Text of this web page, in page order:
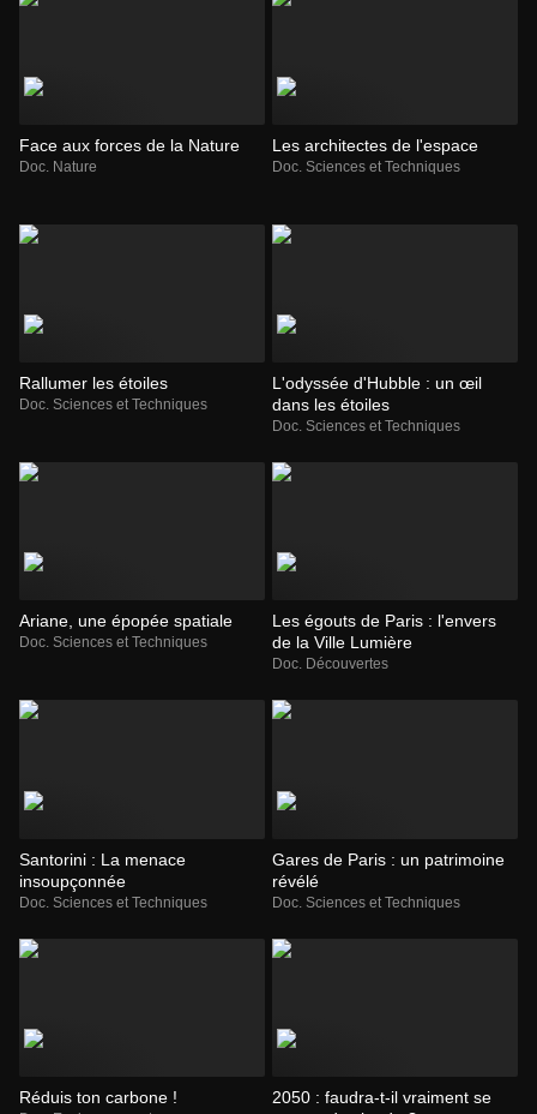
Face aux forces de la Nature
Doc. Nature
Les architectes de l'espace
Doc. Sciences et Techniques
Rallumer les étoiles
Doc. Sciences et Techniques
L'odyssée d'Hubble : un œil
dans les étoiles
Doc. Sciences et Techniques
Ariane, une épopée spatiale
Doc. Sciences et Techniques
Les égouts de Paris : l'envers
de la Ville Lumière
Doc. Découvertes
Santorini : La menace
insoupçonnée
Doc. Sciences et Techniques
Gares de Paris : un patrimoine
révélé
Doc. Sciences et Techniques
Réduis ton carbone !
2050 : faudra-t-il vraiment se